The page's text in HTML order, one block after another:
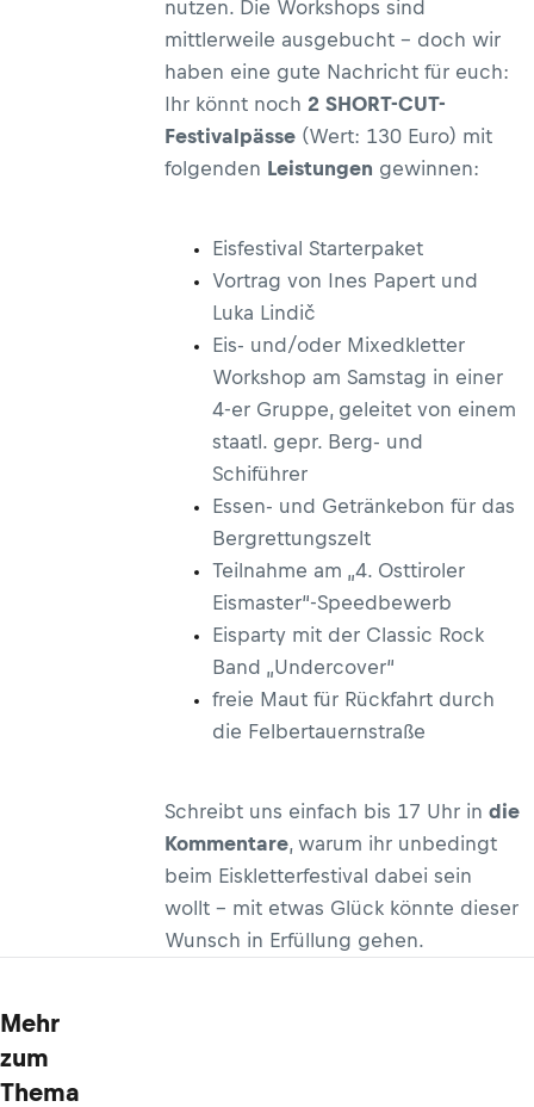
nutzen. Die Workshops sind
mittlerweile ausgebucht – doch wir
haben eine gute Nachricht für euch:
Ihr könnt noch 2 SHORT-CUT-
Festivalpässe (Wert: 130 Euro) mit
folgenden Leistungen gewinnen:
Eisfestival Starterpaket
Vortrag von Ines Papert und
Luka Lindič
Eis- und/oder Mixedkletter
Workshop am Samstag in einer
4-er Gruppe, geleitet von einem
staatl. gepr. Berg- und
Schiführer
Essen- und Getränkebon für das
Bergrettungszelt
Teilnahme am „4. Osttiroler
Eismaster“-Speedbewerb
Eisparty mit der Classic Rock
Band „Undercover“
freie Maut für Rückfahrt durch
die Felbertauernstraße
Schreibt uns einfach bis 17 Uhr in die
Kommentare, warum ihr unbedingt
beim Eiskletterfestival dabei sein
wollt – mit etwas Glück könnte dieser
Wunsch in Erfüllung gehen.
Mehr
zum
Thema